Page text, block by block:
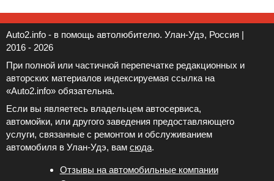
Auto2.info - в помощь автолюбителю. Улан-Удэ, Россия |
2016 - 2026
При полной или частичной перепечатке редакционных и
авторских материалов индексируемая ссылка на
«Auto2.info» обязательна.
Если вы являетесь владельцем автосервиса,
автомойки, или другого заведения предоставляющего
услуги, связанные с ремонтом и обслуживанием
автомобиля в Улан-Удэ, вам сюда.
Отзывы на автомобильные компании